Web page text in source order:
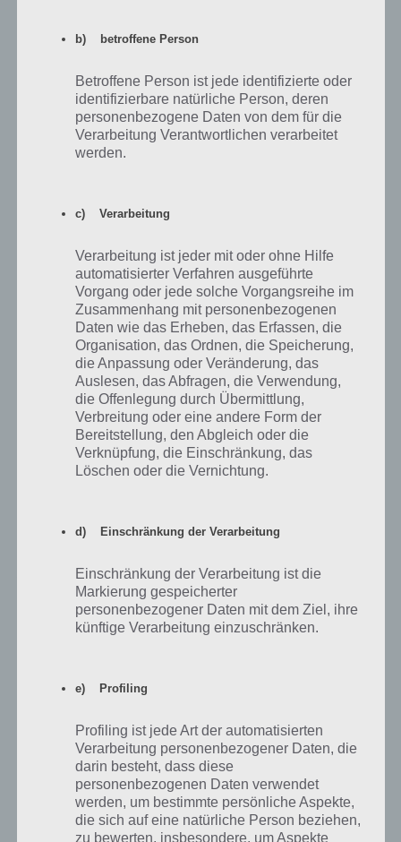
Kommen nun noch zu Sonic Jump Fever Tipps rund um die Chao.
Diese verstecken sich im Wald und einer kann für 3000 Ringe
freigeschaltet werden. Der erste Chao ist noch kostenlos und so
arbeiten diese.
solange bis dieser loyal geworden ist. Ansonsten steht euch dieser
umsonst ausgegeben.
sollte immer eingesetzt werden – (c) Sega
Jeder Chao hat dabei unterschiedliche Fertigkeiten. Ein Chao
beispielsweise findet versteckte Plattformen, sodass ihr auch auf
diese springen könnt. Das bietet euch natürlich unglaubliche
Vorteile. Zudem ist der Einsatz der Chao kostenlos.
Holt euch Gratis Ringe in Sonic Jump Fever
Sonic Jump Fever bietet euch zahlreiche Möglichkeiten an weitere
Ringe außerhalb der Level zu gelangen. Einerseits gibt es hier das
Glücksrad, welches einmal täglich gedreht werden kann, aber auch
die Verbindung mit Facebook wird belohnt genauso wie das
Einladen von Freunden. Hier als Screenshot mal die Möglichkeiten:
b) betroffene Person
Betroffene Person ist jede identifizierte oder
identifizierbare natürliche Person, deren
personenbezogene Daten von dem für die
Verarbeitung Verantwortlichen verarbeitet
werden.
c) Verarbeitung
Verarbeitung ist jeder mit oder ohne Hilfe
automatisierter Verfahren ausgeführte
Vorgang oder jede solche Vorgangsreihe im
Zusammenhang mit personenbezogenen
Daten wie das Erheben, das Erfassen, die
Organisation, das Ordnen, die Speicherung,
die Anpassung oder Veränderung, das
Auslesen, das Abfragen, die Verwendung,
die Offenlegung durch Übermittlung,
Verbreitung oder eine andere Form der
Bereitstellung, den Abgleich oder die
Verknüpfung, die Einschränkung, das
Löschen oder die Vernichtung.
d) Einschränkung der Verarbeitung
Einschränkung der Verarbeitung ist die
Markierung gespeicherter
personenbezogener Daten mit dem Ziel, ihre
künftige Verarbeitung einzuschränken.
e) Profiling
Profiling ist jede Art der automatisierten
Verarbeitung personenbezogener Daten, die
darin besteht, dass diese
personenbezogenen Daten verwendet
werden, um bestimmte persönliche Aspekte,
die sich auf eine natürliche Person beziehen,
zu bewerten, insbesondere, um Aspekte